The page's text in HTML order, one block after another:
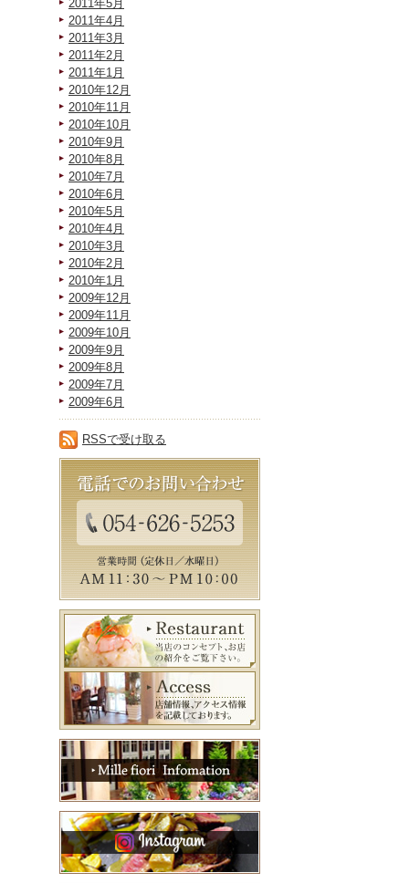
2011年5月
2011年4月
2011年3月
2011年2月
2011年1月
2010年12月
2010年11月
2010年10月
2010年9月
2010年8月
2010年7月
2010年6月
2010年5月
2010年4月
2010年3月
2010年2月
2010年1月
2009年12月
2009年11月
2009年10月
2009年9月
2009年8月
2009年7月
2009年6月
RSSで受け取る